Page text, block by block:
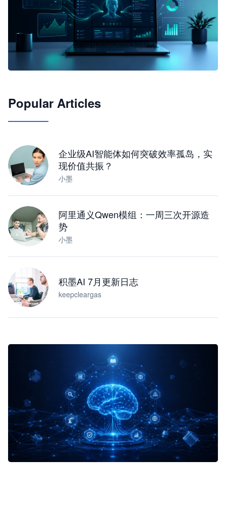
JimoClaw 桌面 AI Agent 工作台
Popular Articles
企业级AI智能体如何突破效率孤岛，实
现价值共振？
小墨
阿里通义Qwen模组：一周三次开源造
势
小墨
积墨AI 7月更新日志
keepcleargas